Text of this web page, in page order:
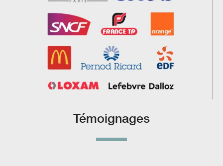
Témoignages